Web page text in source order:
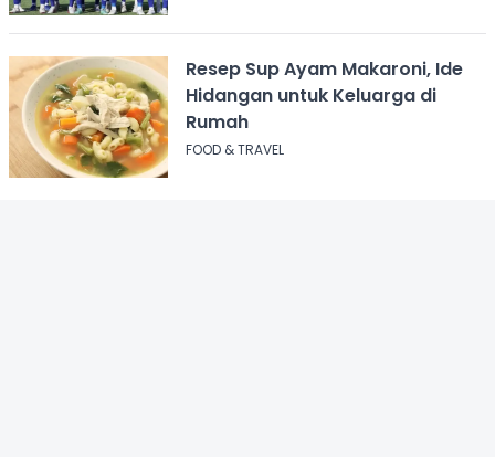
Resep Sup Ayam Makaroni, Ide
Hidangan untuk Keluarga di
Rumah
FOOD & TRAVEL